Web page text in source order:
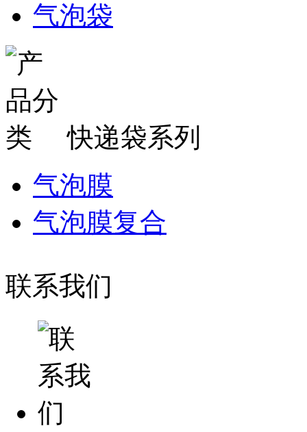
气泡袋
快递袋系列
气泡膜
气泡膜复合
联系我们